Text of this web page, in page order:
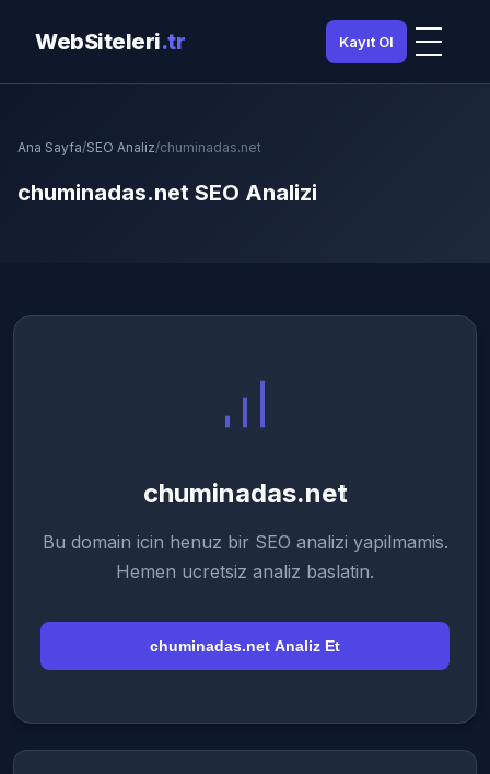
WebSiteleri.tr Kayıt Ol
Ana Sayfa/SEO Analiz/chuminadas.net
chuminadas.net SEO Analizi
chuminadas.net
Bu domain icin henuz bir SEO analizi yapilmamis.
Hemen ucretsiz analiz baslatin.
chuminadas.net Analiz Et